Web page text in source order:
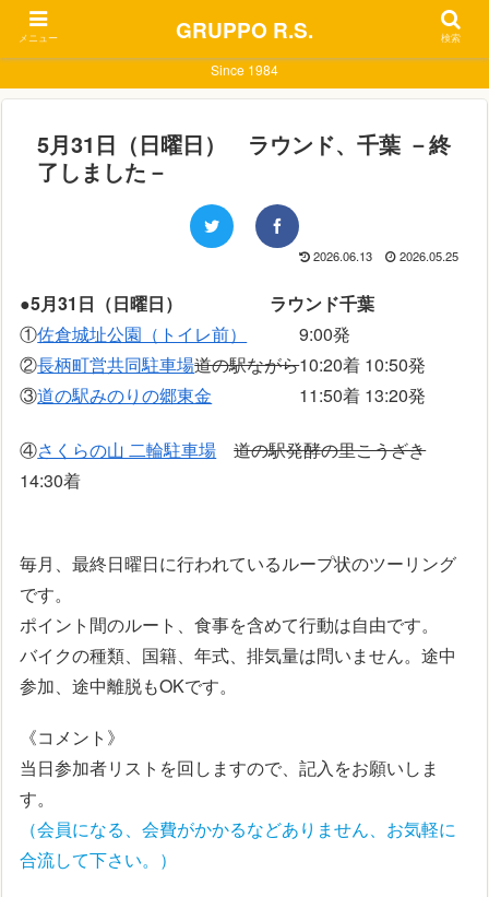
Since 1984
5月31日（日曜日） ラウンド、千葉 －終
了しました－
2026.06.13 2026.05.25
●5月31日（日曜日） ラウンド千葉
①佐倉城址公園（トイレ前）
9:00発
②長柄町営共同駐車場道の駅ながら10:20着 10:50発
③道の駅みのりの郷東金 11:50着 13:20発
④さくらの山 二輪駐車場
道の駅発酵の里こうざき
14:30着
毎月、最終日曜日に行われているループ状のツーリング
です。
ポイント間のルート、食事を含めて行動は自由です。
バイクの種類、国籍、年式、排気量は問いません。途中
参加、途中離脱もOKです。
《コメント》
当日参加者リストを回しますので、記入をお願いしま
す。
（会員になる、会費がかかるなどありません、お気軽に
合流して下さい。）
メニュー GRUPPO R.S. 検索